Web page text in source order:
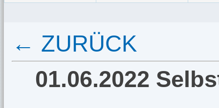
← ZURÜCK
01.06.2022